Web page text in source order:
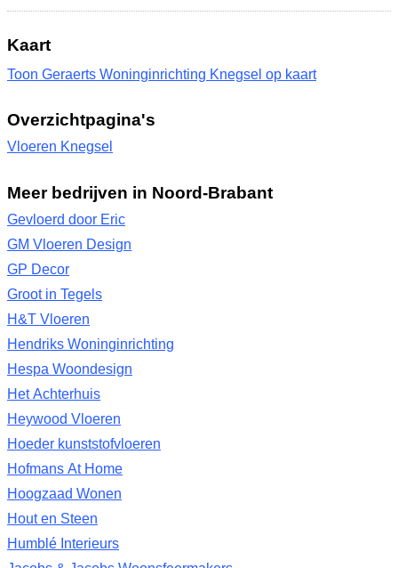
Kaart
Toon Geraerts Woninginrichting Knegsel op kaart
Overzichtpagina's
Vloeren Knegsel
Meer bedrijven in Noord-Brabant
Gevloerd door Eric
GM Vloeren Design
GP Decor
Groot in Tegels
H&T Vloeren
Hendriks Woninginrichting
Hespa Woondesign
Het Achterhuis
Heywood Vloeren
Hoeder kunststofvloeren
Hofmans At Home
Hoogzaad Wonen
Hout en Steen
Humblé Interieurs